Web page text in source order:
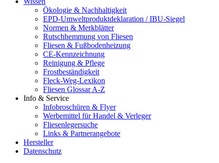
Ökologie & Nachhaltigkeit
EPD-Umweltproduktdeklaration / IBU-Siegel
Normen & Merkblätter
Rutschhemmung von Fliesen
Fliesen & Fußbodenheizung
CE-Kennzeichnung
Reinigung & Pflege
Frostbeständigkeit
Fleck-Weg-Lexikon
Fliesen Glossar A-Z
Info & Service
Infobroschüren & Flyer
Werbemittel für Handel & Verleger
Fliesenlegersuche
Links & Partnerangebote
Hersteller
Datenschutz